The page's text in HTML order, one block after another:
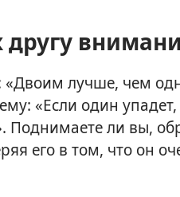
другу
«Двоим лучше, чем
«Если один
Поднимаете ли вы,
его в том, что он